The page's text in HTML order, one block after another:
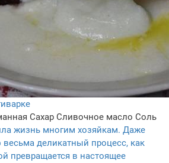
Сахар Сливочное масло Соль
жизнь многим хозяйкам. Даже
деликатный процесс, как
превращается в настоящее